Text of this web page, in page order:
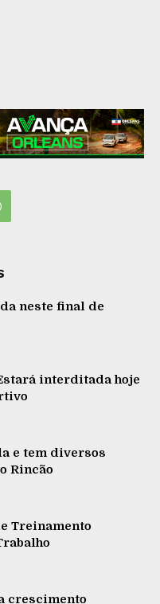
neste final de
Estará interditada hoje
e tem diversos
Rincão
Treinamento
crescimento